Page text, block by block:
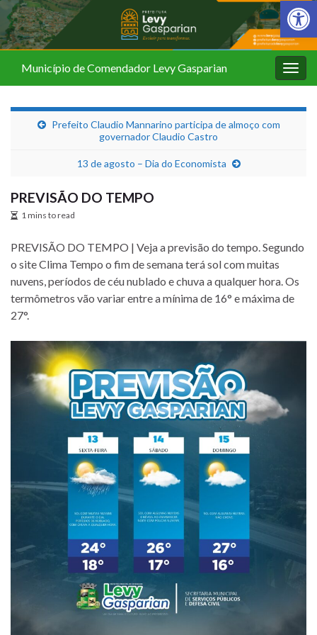
Barra de
Município de Comendador Levy Gasparian
Prefeito Claudio Mannarino participa de almoço com
governador Claudio Castro
13 de agosto – Dia do Economista
PREVISÃO DO TEMPO
1 mins to read
PREVISÃO DO TEMPO | Veja a previsão do tempo. Segundo
o site Clima Tempo o fim de semana terá sol com muitas
nuvens, períodos de céu nublado e chuva a qualquer hora. Os
termômetros vão variar entre a mínima de 16° e máxima de
27°.